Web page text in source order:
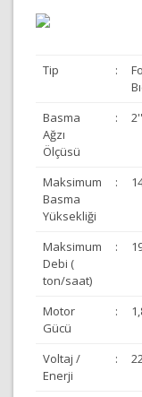
Tip :
Basma
Ağzı
Ölçüsü
:
Maksimum
Basma
Yüksekliği
:
Maksimum
Debi (
ton/saat)
:
Motor
Gücü
:
Voltaj /
Enerji
: